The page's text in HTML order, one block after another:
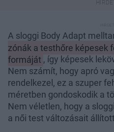
A sloggi Body Adapt
zónák a testhőre képesek
formáját , így képesek
Nem számít, hogy apró
rendelkezel, ez a szuper
méretben gondoskodik a
Nem véletlen, hogy a
a női test változásait